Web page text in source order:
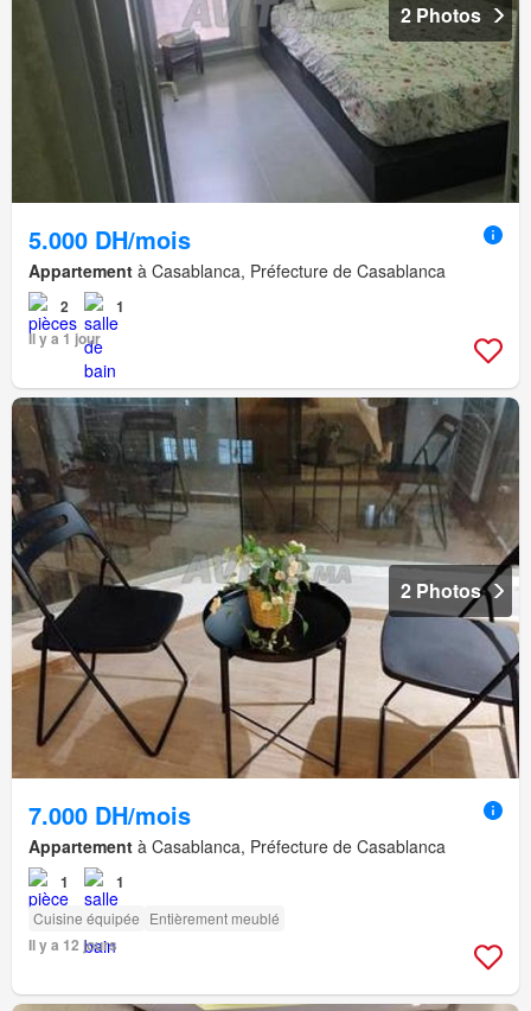
2 Photos
5.000 DH/mois
Appartement à Casablanca, Préfecture de Casablanca
2
1
Il y a 1 jour
2 Photos
7.000 DH/mois
Appartement à Casablanca, Préfecture de Casablanca
1 1
Cuisine équipée Entièrement meublé
Il y a 12 jours